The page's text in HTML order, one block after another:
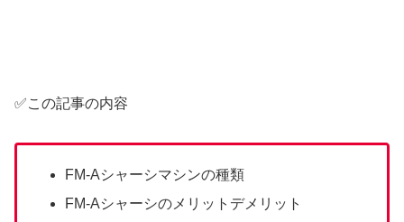
✅この記事の内容
FM-Aシャーシマシンの種類
FM-Aシャーシのメリットデメリット